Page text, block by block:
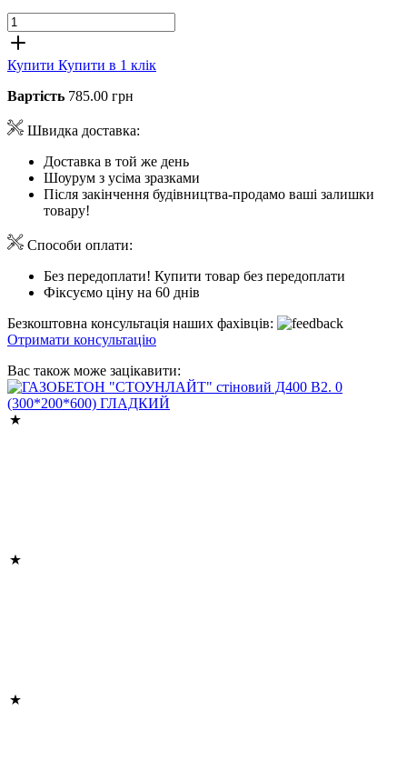
Купити Купити в 1 клік
Вартість 785.00 грн
Швидка доставка:
Доставка в той же день
Шоурум з усіма зразками
Після закінчення будівництва-продамо ваші залишки
товару!
Способи оплати:
Без передоплати! Купити товар без передоплати
Фіксуємо ціну на 60 днів
Безкоштовна консультація наших фахівців:
Отримати консультацію
Вас також може зацікавити: